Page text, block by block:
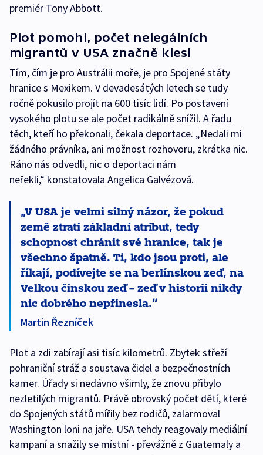
premiér Tony Abbott.
Plot pomohl, počet nelegálních
migrantů v USA značně klesl
Tím, čím je pro Austrálii moře, je pro Spojené státy
hranice s Mexikem. V devadesátých letech se tudy
ročně pokusilo projít na 600 tisíc lidí. Po postavení
vysokého plotu se ale počet radikálně snížil. A řadu
těch, kteří ho překonali, čekala deportace. „Nedali mi
žádného právníka, ani možnost rozhovoru, zkrátka nic.
Ráno nás odvedli, nic o deportaci nám
neřekli,“ konstatovala Angelica Galvézová.
V USA je velmi silný názor, že pokud
země ztratí základní atribut, tedy
schopnost chránit své hranice, tak je
všechno špatně. Ti, kdo jsou proti, ale
říkají‚ podívejte se na berlínskou zeď, na
Velkou čínskou zeď – zeď v historii nikdy
nic dobrého nepřinesla.
Martin Řezníček
Plot a zdi zabírají asi tisíc kilometrů. Zbytek střeží
pohraniční stráž a soustava čidel a bezpečnostních
kamer. Úřady si nedávno všimly, že znovu přibylo
nezletilých migrantů. Právě obrovský počet dětí, které
do Spojených států mířily bez rodičů, zalarmoval
Washington loni na jaře. USA tehdy reagovaly mediální
kampaní a snažily se místní - převážně z Guatemaly a